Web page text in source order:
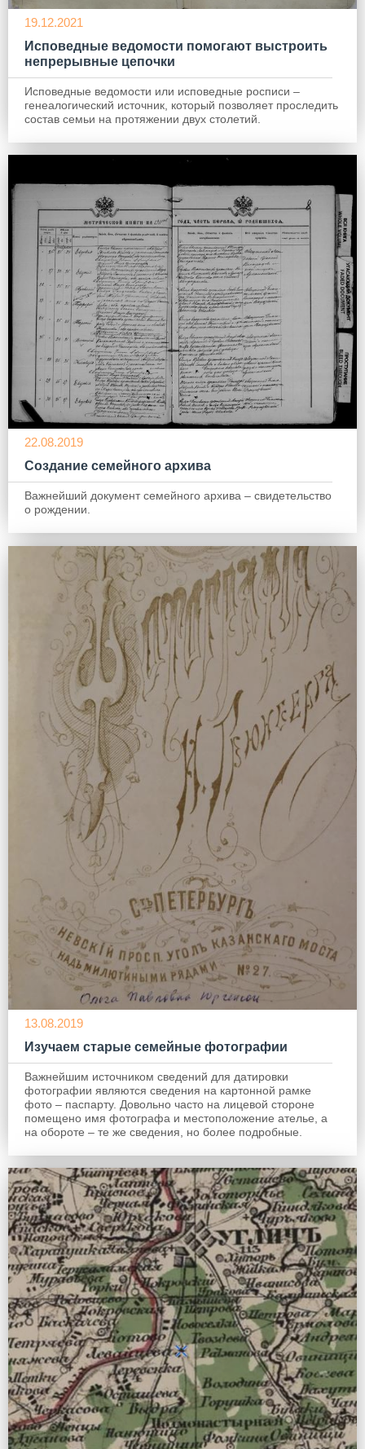
19.12.2021
Исповедные ведомости помогают выстроить
непрерывные цепочки
Исповедные ведомости или исповедные росписи –
генеалогический источник, который позволяет проследить
состав семьи на протяжении двух столетий.
22.08.2019
Создание семейного архива
Важнейший документ семейного архива – свидетельство
о рождении.
13.08.2019
Изучаем старые семейные фотографии
Важнейшим источником сведений для датировки
фотографии являются сведения на картонной рамке
фото – паспарту. Довольно часто на лицевой стороне
помещено имя фотографа и местоположение ателье, а
на обороте – те же сведения, но более подробные.